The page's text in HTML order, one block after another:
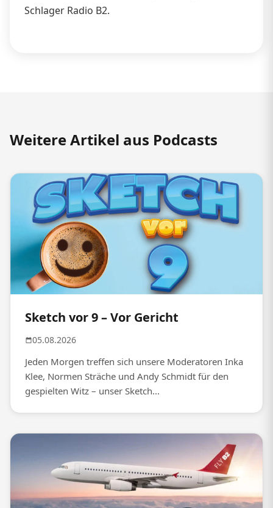
Schlager Radio B2.
Weitere Artikel aus Podcasts
Sketch vor 9 – Vor Gericht
05.08.2026
Jeden Morgen treffen sich unsere Moderatoren Inka
Klee, Normen Sträche und Andy Schmidt für den
gespielten Witz – unser Sketch...